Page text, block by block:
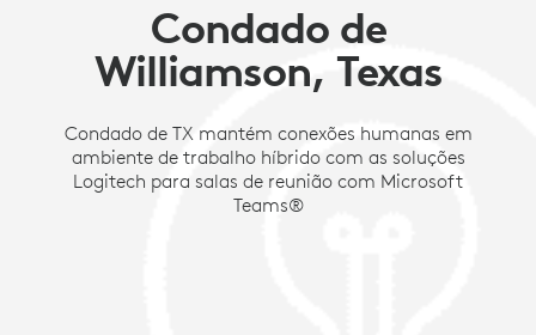
SOLUÇÕES
LOGITECH
Condado de
Williamson, Texas
Condado de TX mantém conexões humanas em
ambiente de trabalho híbrido com as soluções
Logitech para salas de reunião com Microsoft
Teams®